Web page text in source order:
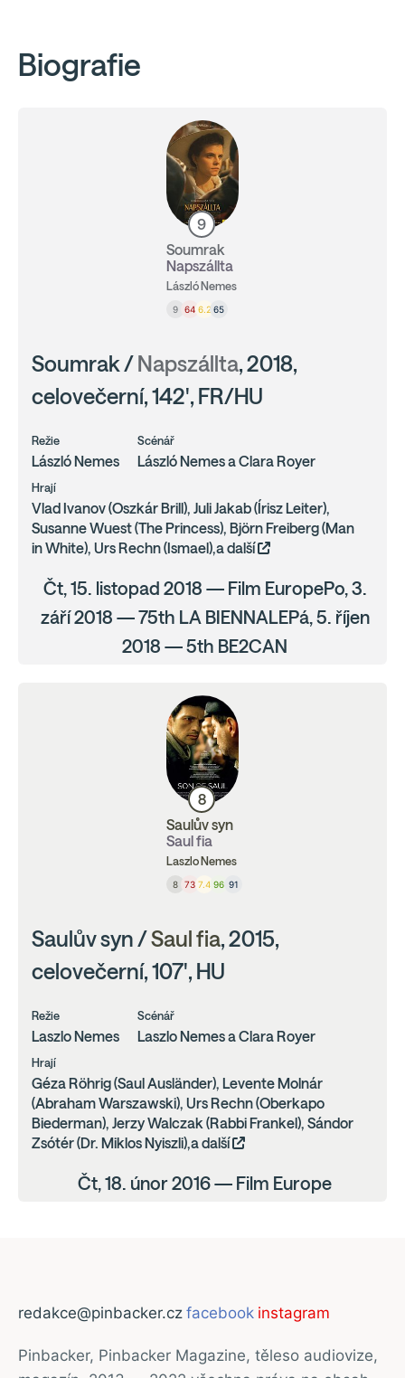
Biografie
9
Soumrak
Napszállta
László Nemes
9 64 6.2 65
Soumrak / Napszállta, 2018,
celovečerní, 142', FR/HU
Režie
László Nemes
Scénář
László Nemes a Clara Royer
Hrají
Vlad Ivanov (Oszkár Brill), Juli Jakab (Írisz Leiter),
Susanne Wuest (The Princess), Björn Freiberg (Man
in White), Urs Rechn (Ismael),a další
Čt, 15. listopad 2018 — Film EuropePo, 3.
září 2018 — 75th LA BIENNALEPá, 5. říjen
2018 — 5th BE2CAN
8
Saulův syn
Saul fia
Laszlo Nemes
8 73 7.4 96 91
Saulův syn /Saul fia, 2015,
celovečerní, 107', HU
Režie
Laszlo Nemes
Scénář
Laszlo Nemes a Clara Royer
Hrají
Géza Röhrig (Saul Ausländer), Levente Molnár
(Abraham Warszawski), Urs Rechn (Oberkapo
Biederman), Jerzy Walczak (Rabbi Frankel), Sándor
Zsótér (Dr. Miklos Nyiszli),a další
Čt, 18. únor 2016 — Film Europe
redakce@pinbacker.cz facebook instagram
Pinbacker, Pinbacker Magazine, těleso audiovize,